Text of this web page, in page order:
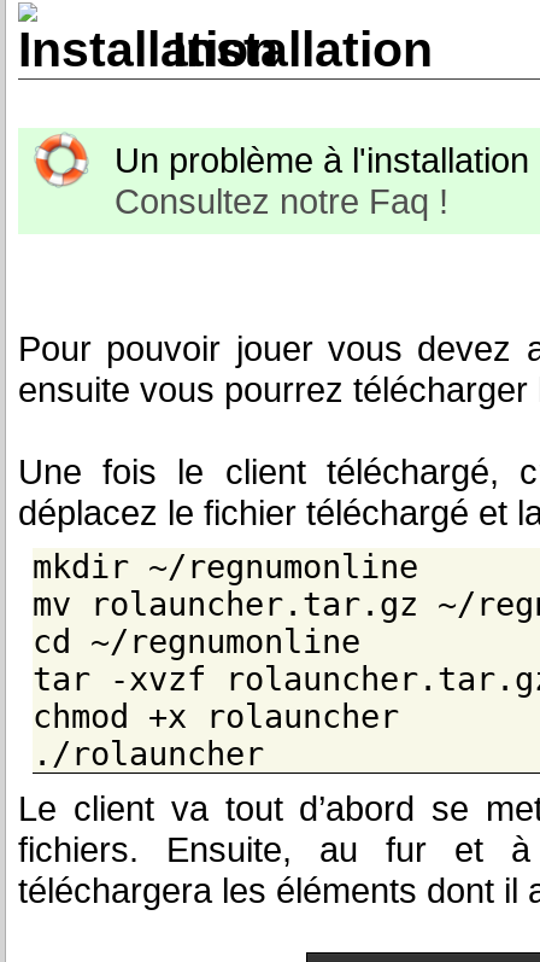
Installation
Un problème à
Consultez notre Faq !
Pour pouvoir jouer vous devez
ensuite vous pourrez
Une fois le client téléchargé,
déplacez le fichier téléchargé et
mkdir ~/regnumonline
mv rolauncher.tar.gz ~/
cd ~/regnumonline
tar -xvzf
chmod +x rolauncher
./rolauncher
Le client va tout d’abord se
fichiers. Ensuite, au fur et
téléchargera les éléments dont il